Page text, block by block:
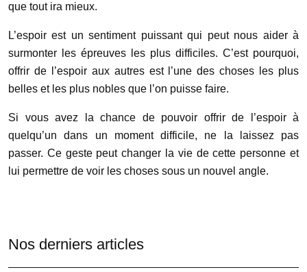
que tout ira mieux.
L’espoir est un sentiment puissant qui peut nous aider à
surmonter les épreuves les plus difficiles. C’est pourquoi,
offrir de l’espoir aux autres est l’une des choses les plus
belles et les plus nobles que l’on puisse faire.
Si vous avez la chance de pouvoir offrir de l’espoir à
quelqu’un dans un moment difficile, ne la laissez pas
passer. Ce geste peut changer la vie de cette personne et
lui permettre de voir les choses sous un nouvel angle.
Nos derniers articles